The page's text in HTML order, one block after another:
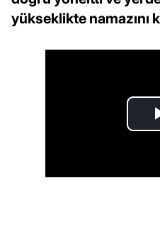
yükseklikte namazını